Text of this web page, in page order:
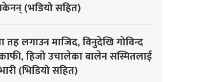
(भडियो सहित)
तह लगाउन माजिद, विनुदेखि गोविन्द
हिजो उचालेका बालेन सस्मितलाई
(भिडियो सहित)